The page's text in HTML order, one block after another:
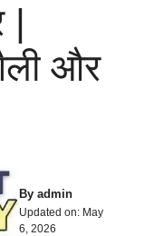
|
और
By admin
Updated on: May
6, 2026